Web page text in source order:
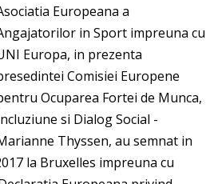
Europeana a
in Sport impreuna cu
Europa, in prezenta
Comisiei Europene
Ocuparea Fortei de Munca,
si Dialog Social -
Thyssen, au semnat in
la Bruxelles impreuna cu